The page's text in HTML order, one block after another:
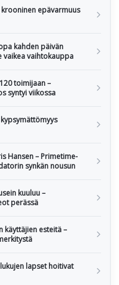
epävarmuus
kahden päivän
vaikea vaihtokauppa
toimijaan –
syntyi viikossa
Hansen – Primetime-
synkän nousun
kuuluu –
perässä
käyttäjien esteitä –
lapset hoitivat